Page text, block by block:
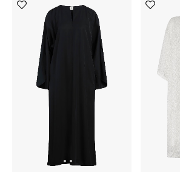
السهلة بقطع أساسية راقية
الموسم